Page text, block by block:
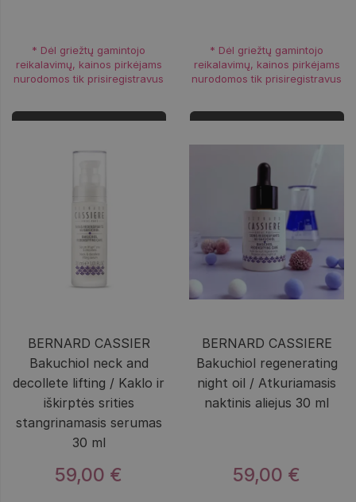
* Dėl griežtų gamintojo
reikalavimų, kainos pirkėjams
nurodomos tik prisiregistravus
* Dėl griežtų gamintojo
reikalavimų, kainos pirkėjams
nurodomos tik prisiregistravus
BERNARD CASSIER
Bakuchiol neck and
decollete lifting / Kaklo ir
iškirptės srities
stangrinamasis serumas
30 ml
59,00 €
BERNARD CASSIERE
Bakuchiol regenerating
night oil / Atkuriamasis
naktinis aliejus 30 ml
59,00 €